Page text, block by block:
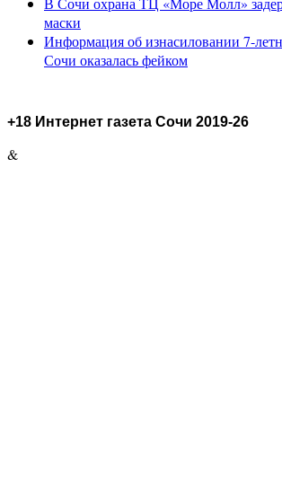
маски
Информация об изнасиловании 7-
Сочи оказалась фейком
+18 Интернет газета Сочи 2019-26
&